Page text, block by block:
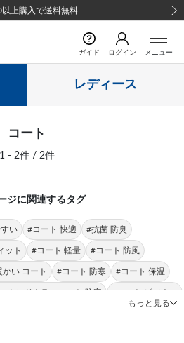
上購入で送料無料
ガイド ログイン メニュー
レディース
コート
1 - 2件 / 2件
ジに関連するタグ
い #コート 快適 #抗菌 防臭
ット #コート 軽量 #コート 防風
かい コート #コート 防寒 #コート 保温
スタンドカラーコート 防寒 #コート ビジネス
もっと見る